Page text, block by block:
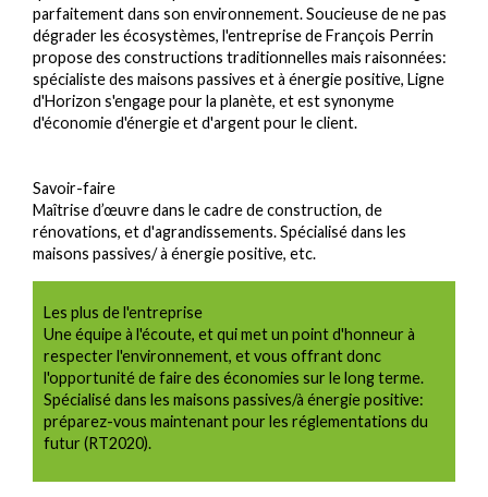
parfaitement dans son environnement. Soucieuse de ne pas
dégrader les écosystèmes, l'entreprise de François Perrin
propose des constructions traditionnelles mais raisonnées:
spécialiste des maisons passives et à énergie positive, Ligne
d'Horizon s'engage pour la planète, et est synonyme
d'économie d'énergie et d'argent pour le client.
Savoir-faire
Maîtrise d’œuvre dans le cadre de construction, de
rénovations, et d'agrandissements. Spécialisé dans les
maisons passives/ à énergie positive, etc.
Les plus de l'entreprise
Une équipe à l'écoute, et qui met un point d'honneur à
respecter l'environnement, et vous offrant donc
l'opportunité de faire des économies sur le long terme.
Spécialisé dans les maisons passives/à énergie positive:
préparez-vous maintenant pour les réglementations du
futur (RT2020).